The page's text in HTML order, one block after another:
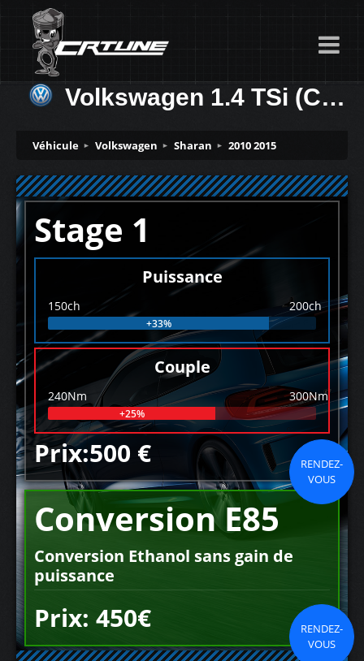
Volkswagen 1.4 TSi (CTHA) 150ch
Véhicule Volkswagen Sharan 2010 2015
Stage 1
Puissance
150ch 200ch
+33%
Couple
240Nm 300Nm
+25%
Prix:500 €
RENDEZ-
VOUS
Conversion E85
Conversion Ethanol sans gain de
puissance
Prix: 450€
RENDEZ-
VOUS